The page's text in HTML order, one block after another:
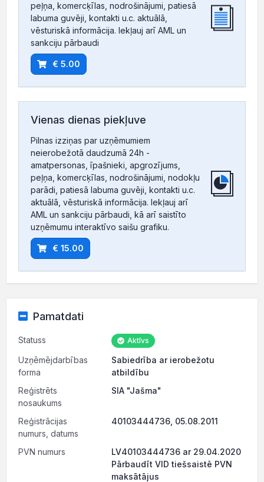
peļņa, komercķīlas, nodrošinājumi, patiesā
labuma guvēji, kontakti u.c. aktuālā,
vēsturiskā informācija. Iekļauj arī AML un
sankciju pārbaudi
€ 5.00
Vienas dienas piekļuve
Pilnas izziņas par uzņēmumiem
neierobežotā daudzumā 24h -
amatpersonas, īpašnieki, apgrozījums,
peļņa, komercķīlas, nodrošinājumi, nodokļu
parādi, patiesā labuma guvēji, kontakti u.c.
aktuālā, vēsturiskā informācija. Iekļauj arī
AML un sankciju pārbaudi, kā arī saistīto
uzņēmumu interaktīvo saišu grafiku.
€ 15.00
Pamatdati
Statuss Aktīvs
Uzņēmējdarbības
forma
Sabiedrība ar ierobežotu
atbildību
Reģistrēts
nosaukums
SIA "Jašma"
Reģistrācijas
numurs, datums
40103444736, 05.08.2011
PVN numurs
LV40103444736 ar 29.04.2020
Pārbaudīt VID tiešsaistē PVN
maksātājus